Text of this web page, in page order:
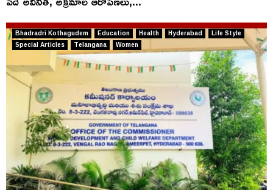
Bhadradri Kothagudem Education Health Hyderabad
Life Style
Special Articles
Telangana Women